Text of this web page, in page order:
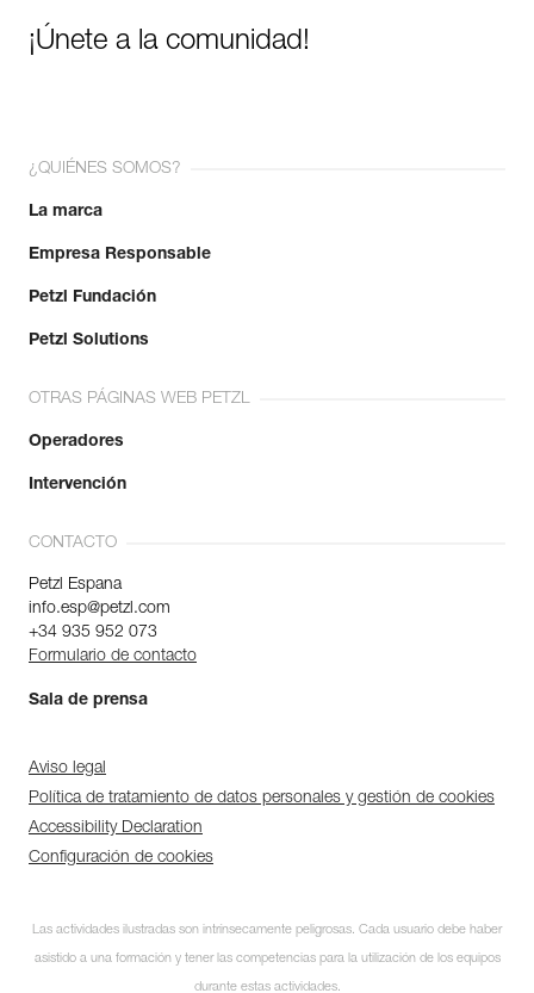
¡Únete a la comunidad!
¿QUIÉNES SOMOS?
La marca
Empresa Responsable
Petzl Fundación
Petzl Solutions
OTRAS PÁGINAS WEB PETZL
Operadores
Intervención
CONTACTO
Petzl Espana
info.esp@petzl.com
+34 935 952 073
Formulario de contacto
Sala de prensa
Aviso legal
Política de tratamiento de datos personales y gestión de cookies
Accessibility Declaration
Configuración de cookies
Las actividades ilustradas son intrínsecamente peligrosas. Cada usuario debe haber
asistido a una formación y tener las competencias para la utilización de los equipos
durante estas actividades.